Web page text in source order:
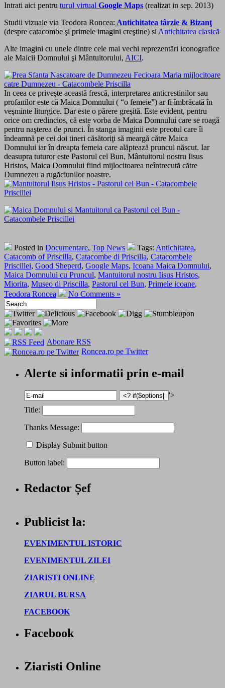
Intrati aici pentru turul virtual Google Maps (realizat in sep. 2013)
Studii vizuale via Teodora Roncea: Antichitatea târzie & Bizanţ
(despre catacombe şi primele imagini creştine) si Antichitatea clasică
Alte imagini cu unele dintre cele mai vechi reprezentări iconografice
ale Maicii Domnului şi Mântuitorului, AICI.
In ceea ce priveşte această frescă, interpretarea anticrestinilor sau
profanilor este că Maica Domnului ( “o femeie”) ar fi îmbrăcată în
veşminte liturgice. Dar este o părere greşită. Este evident, pentru
orice om credincios, că este vorba de Maica Domnului care se roagă
pentru naşterea de prunci. În stanga imaginii este preotul care îi
îndeamnă pe cei doi tineri căsătoriţi să meargă către Maica
Domnului iar în dreapta femeia care alăptează pruncul născut. Iar
deasupra tuturor este Pastorul cel Bun, Mântuitorul nostru Iisus
Hristos, Maica Domnului fiind mijlocitoarea neîntrecută către
Dumnezeu a rugăciunilor noastre.
Posted in Documentare, Top News Tags: Antichitatea,
Catacomb of Priscilla, Catacombe di Priscilla, Catacombele
Priscillei, Good Sheperd, Google Maps, Icoana Maica Domnului,
Maica Domnului cu Pruncul, Mantuitorul nostru Iisus Hristos,
Miorita, Museo di Priscilla, Pastorul cel Bun, Primele icoane,
Teodora Roncea
No Comments »
Abonare RSS
Roncea.ro pe Twitter
Alerte si informatii prin e-mail
'>
Title:
Thanks Message:
Display Submit button
Button label:
Redactor Șef
Publicist la:
EVENIMENTUL ISTORIC
EVENIMENTUL ZILEI
ZIARISTI ONLINE
ZIARUL BURSA
FACEBOOK
Facebook
Ziaristi Online